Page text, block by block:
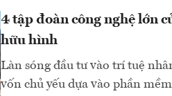
4 tập đoàn công nghệ lớn
hữu hình
Làn sóng đầu tư vào trí tuệ
vốn chủ yếu dựa vào phần